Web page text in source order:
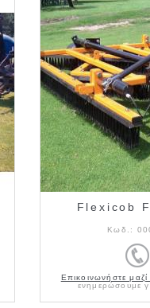
Flexicob
Κωδ.:
Επικοινωνήστε
ενημερώσουμε